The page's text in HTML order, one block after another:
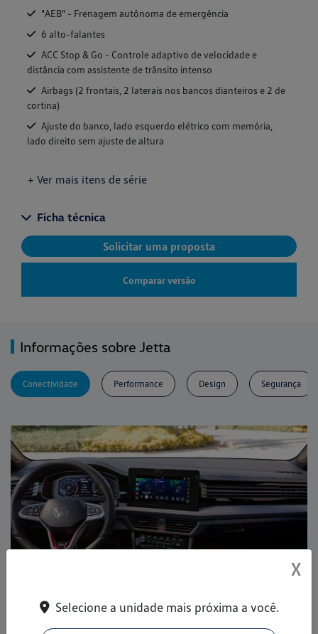
"AEB" - Frenagem autônoma de emergência
6 alto-falantes
ACC Stop & Go - Controle adaptivo de velocidade e
distância com assistente de trânsito intenso
Airbags (2 frontais, 2 laterais nos bancos dianteiros e 2 de
cortina)
Ajuste do banco, lado esquerdo elétrico com memória,
lado direito sem ajuste de altura
+ Ver mais itens de série
Ficha técnica
Solicitar uma proposta
Comparar versão
Informações sobre Jetta
Conectividade Performance Design Segurança
X
Selecione a unidade mais próxima a você.